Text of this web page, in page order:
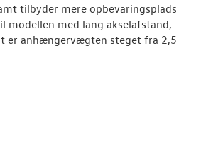
tilbyder mere opbevaringsplads
modellen med lang akselafstand,
er anhængervægten steget fra 2,5